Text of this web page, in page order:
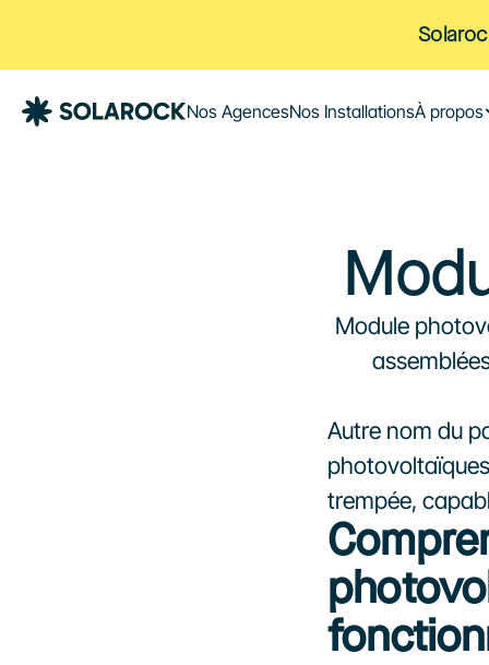
Nos AgencesNos InstallationsÀ propos
Module
Autre nom du
trempée,